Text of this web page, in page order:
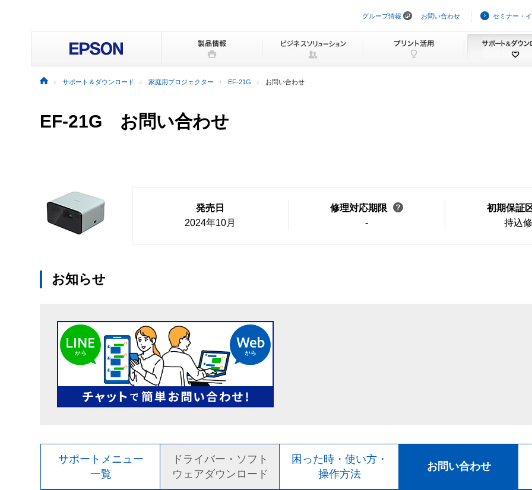
ビ
ョ
グループ情報 お問い合わせ セミナー・
サポート＆ダウンロード 家庭用プロジェクター EF-21G お問い合わせ
EF-21G お問い合わせ
発売日
2024年10月
修理対応期限
-
初期保証
持込
お知らせ
サポートメニュー
一覧
ドライバー・ソフト
ウェアダウンロード
困った時・使い方・
操作方法
お問い合わせ